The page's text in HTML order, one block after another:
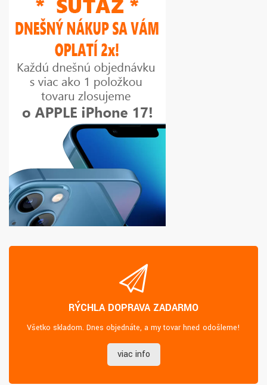
RÝCHLA DOPRAVA ZADARMO
Všetko skladom. Dnes objednáte, a my tovar hneď odošleme!
viac info